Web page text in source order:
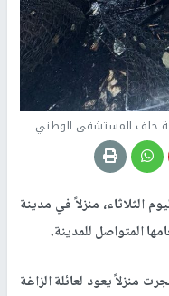
خلف المستشفى الوطني
الثلاثاء، منزلاً في مدينة
المتواصل للمدينة.
منزلاً يعود لعائلة الزاغة